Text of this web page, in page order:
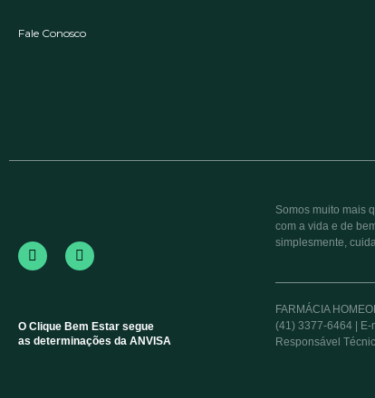
Fale Conosco
O Clique Bem Estar segue
as determinações da ANVISA
Somos muito mais
com a vida e de
simplesmente,
FARMÁCIA
(41) 3377-6464 | E-
Responsável